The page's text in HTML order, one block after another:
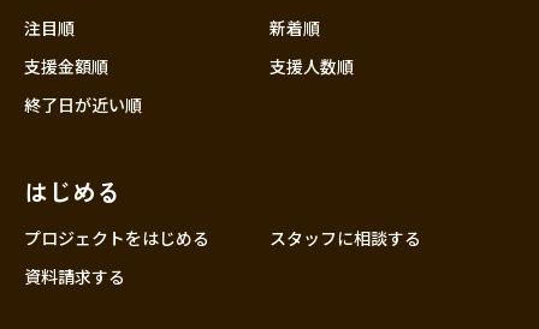
中国
注目順
新着順
支援金額順
支援人数順
終了日が近い順
はじめる
プロジェクトをはじめる
スタッフに相談する
資料請求する